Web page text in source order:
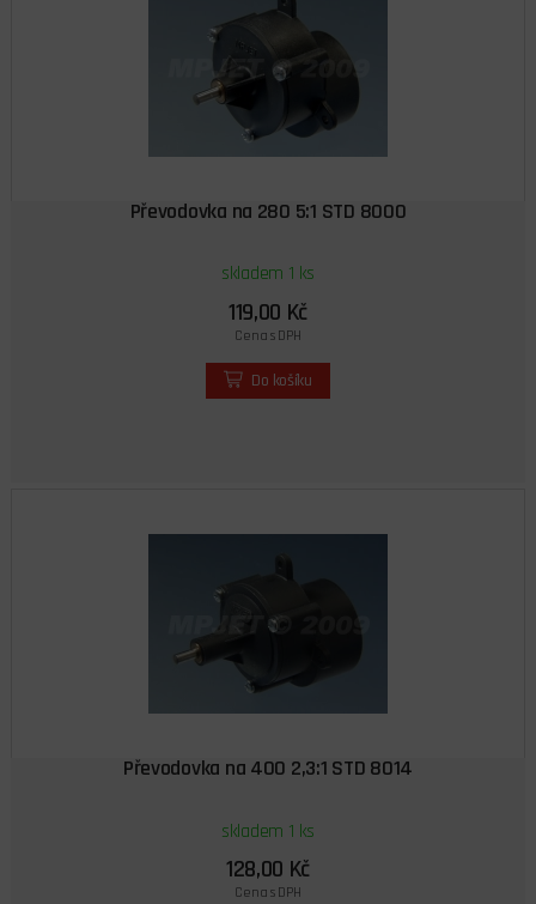
Převodovka na 280 5:1 STD 8000
skladem 1 ks
119,00 Kč
Cena s DPH
Do košíku
Převodovka na 400 2,3:1 STD 8014
skladem 1 ks
128,00 Kč
Cena s DPH